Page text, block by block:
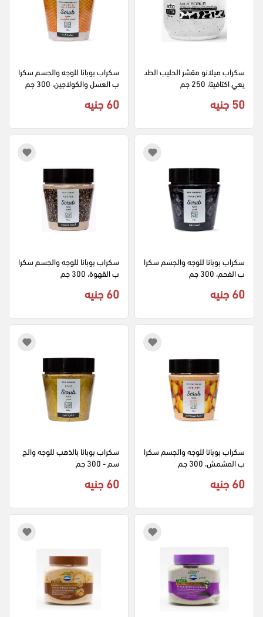
سكراب ميلانو مقشر الحليب الطب
يعي اكتافيتا، 250 جم
50 جنيه
سكراب بوبانا للوجه والجسم سكرا
ب العسل والكولاجين، 300 جم
60 جنيه
سكراب بوبانا للوجه والجسم سكرا
ب الفحم، 300 جم
60 جنيه
سكراب بوبانا للوجه والجسم سكرا
ب القهوة، 300 جم
60 جنيه
سكراب بوبانا للوجه والجسم سكرا
ب المشمش، 300 جم
60 جنيه
سكراب بوبانا بالذهب للوجه والج
سم - 300 جم
60 جنيه